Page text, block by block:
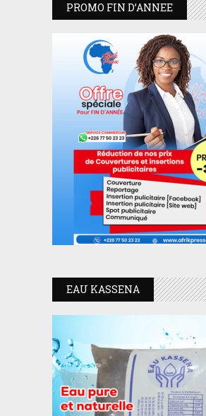
PROMO FIN D’ANNEE
EAU KASSENA